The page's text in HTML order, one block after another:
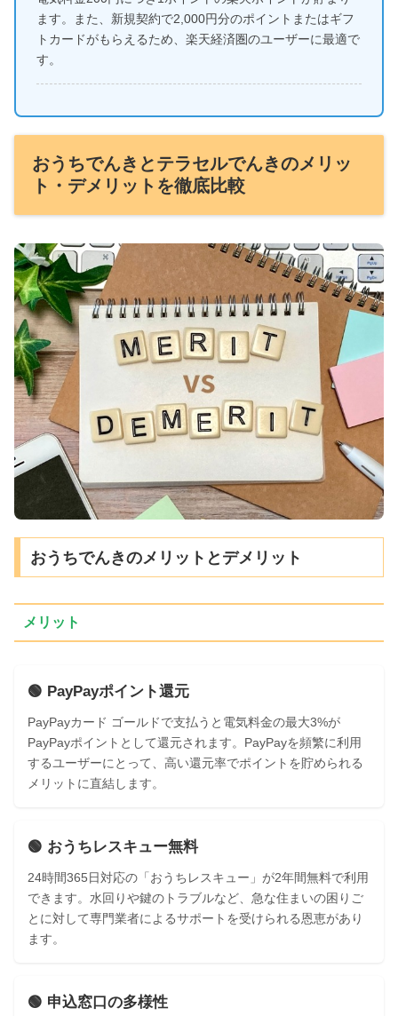
ます。また、新規契約で2,000円分のポイントまたはギフ
トカードがもらえるため、楽天経済圏のユーザーに最適で
す。
おうちでんきとテラセルでんきのメリッ
ト・デメリットを徹底比較
おうちでんきのメリットとデメリット
メリット
🟢 PayPayポイント還元
PayPayカード ゴールドで支払うと電気料金の最大3%が
PayPayポイントとして還元されます。PayPayを頻繁に利用
するユーザーにとって、高い還元率でポイントを貯められる
メリットに直結します。
🟢 おうちレスキュー無料
24時間365日対応の「おうちレスキュー」が2年間無料で利用
できます。水回りや鍵のトラブルなど、急な住まいの困りご
とに対して専門業者によるサポートを受けられる恩恵があり
ます。
🟢 申込窓口の多様性